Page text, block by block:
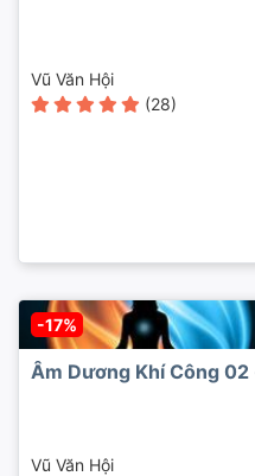
Vũ Văn Hội
(28)
-17%
Âm Dương Khí Công
Vũ Văn Hội